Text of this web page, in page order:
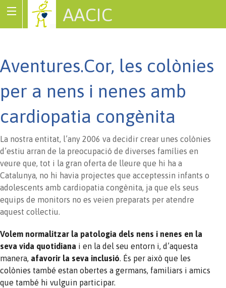
AACIC
Aventures.Cor, les colònies
per a nens i nenes amb
cardiopatia congènita
La nostra entitat, l’any 2006 va decidir crear unes colònies
d’estiu arran de la preocupació de diverses famílies en
veure que, tot i la gran oferta de lleure que hi ha a
Catalunya, no hi havia projectes que acceptessin infants o
adolescents amb cardiopatia congènita, ja que els seus
equips de monitors no es veien preparats per atendre
aquest col·lectiu.
Volem normalitzar la patologia dels nens i nenes en la
seva vida quotidiana i en la del seu entorn i, d’aquesta
manera, afavorir la seva inclusió. És per això que les
colònies també estan obertes a germans, familiars i amics
que també hi vulguin participar.